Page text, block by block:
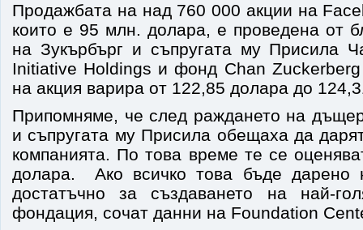
Продажбата на над 760 000 акции на
които е 95 млн. долара, е проведена от
на Зукърбърг и съпругата му Присила
Initiative Holdings и фонд Chan
на акция варира от 122,85 долара до
Припомняме, че след раждането на
и съпругата му Присила обещаха да
компанията. По това време те се
долара. Ако всичко това бъде дарено
достатъчно за създаването на най-
фондация, сочат данни на Foundation